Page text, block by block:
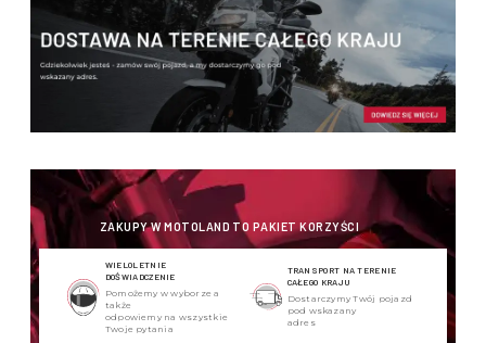
ZAKUPY W MOTOLAND TO PAKIET KORZYŚCI
WIELOLETNIE
DOŚWIADCZENIE
Pomożemy w wyborze a
także
odpowiemy na wszystkie
Twoje pytania
TRANSPORT NA TERENIE
CAŁEGO KRAJU
Dostarczymy Twój pojazd
pod wskazany
adres